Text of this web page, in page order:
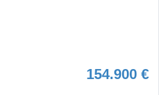
154.900 €